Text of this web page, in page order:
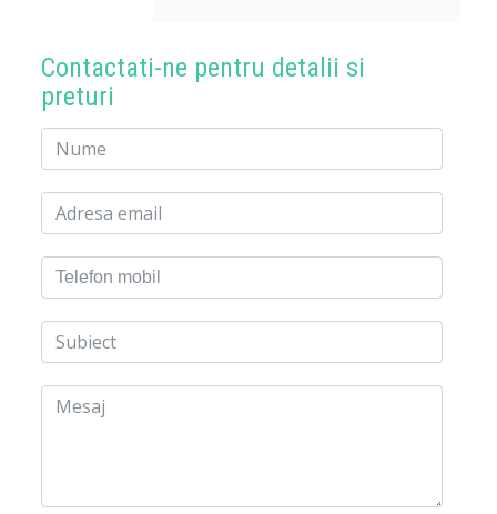
Contactati-ne pentru detalii si
preturi